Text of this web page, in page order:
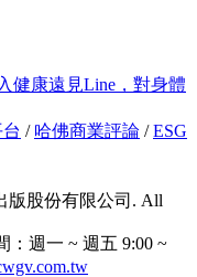
健康遠見Line，對身體
/ 哈佛商業評論 /ESG
版股份有限公司. All
週一 ~ 週五 9:00 ~